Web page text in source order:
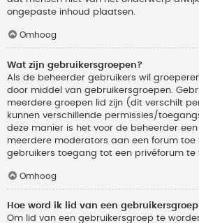
ongepaste inhoud plaatsen.
Omhoog
Wat zijn gebruikersgroepen?
Als de beheerder gebruikers wil
door middel van gebruikersgroepen.
meerdere groepen lid zijn (dit verschilt
kunnen verschillende permissies/
deze manier is het voor de beheerder
meerdere moderators aan een forum toe
gebruikers toegang tot een privéforum te
Omhoog
Hoe word ik lid van een
Om lid van een gebruikersgroep te